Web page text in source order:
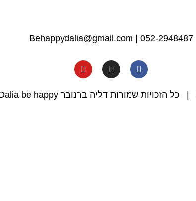
Behappydalia@gmail.com 052-2948487
| כל הזכויות שמורות דליה ברנובר Dalia be happy